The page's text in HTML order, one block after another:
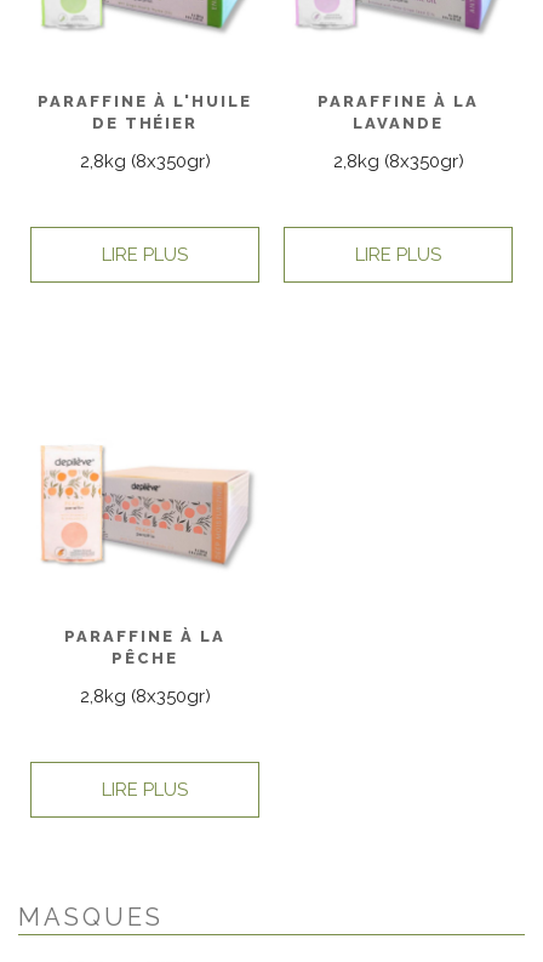
PARAFFINE À L'HUILE
DE THÉIER
2,8kg (8x350gr)
LIRE PLUS
PARAFFINE À LA
LAVANDE
2,8kg (8x350gr)
LIRE PLUS
PARAFFINE À LA
PÊCHE
2,8kg (8x350gr)
LIRE PLUS
MASQUES